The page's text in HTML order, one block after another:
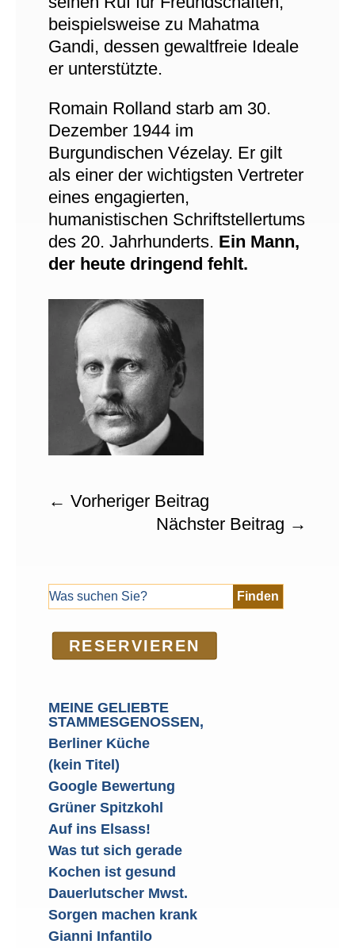
beispielsweise zu Mahatma
Gandi, dessen gewaltfreie Ideale
er unterstützte.
Romain Rolland starb am 30.
Dezember 1944 im
Burgundischen Vézelay. Er gilt
als einer der wichtigsten Vertreter
eines engagierten,
humanistischen Schriftstellertums
des 20. Jahrhunderts. Ein Mann,
der heute dringend fehlt.
← Vorheriger Beitrag
Nächster Beitrag →
RE­SER­VIEREN
MEINE GELIEBTE
STAMMESGENOSSEN,
Berliner Küche
(kein Titel)
Google Bewertung
Grüner Spitzkohl
Auf ins Elsass!
Was tut sich gerade
Kochen ist gesund
Dauerlutscher Mwst.
Sorgen machen krank
Gianni Infantilo